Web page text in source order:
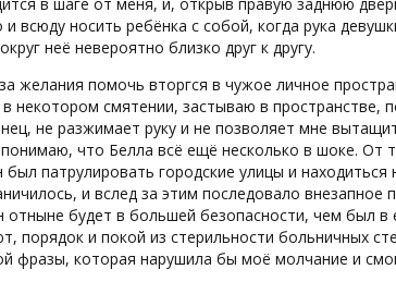
всюду носить ребёнка с собой, когда рука
неё невероятно близко друг к другу.
желания помочь вторгся в чужое личное
некотором смятении, застываю в пространстве,
не разжимает руку и не позволяет мне
что Белла всё ещё несколько в шоке. От
патрулировать городские улицы и
и вслед за этим последовало внезапное
отныне будет в большей безопасности, чем был в
порядок и покой из стерильности больничных
фразы, которая нарушила бы моё молчание и